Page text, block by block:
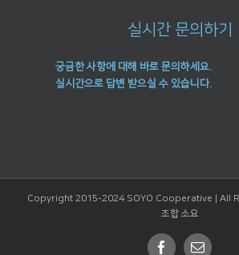
실시간 문의하기
궁금한 사항에 대해 바로 문의하세요.
실시간으로 답변 받으실 수 있습니다.
Copyright 2015-2024 SOYO Cooperative | All
조합 소요
Facebook
Email